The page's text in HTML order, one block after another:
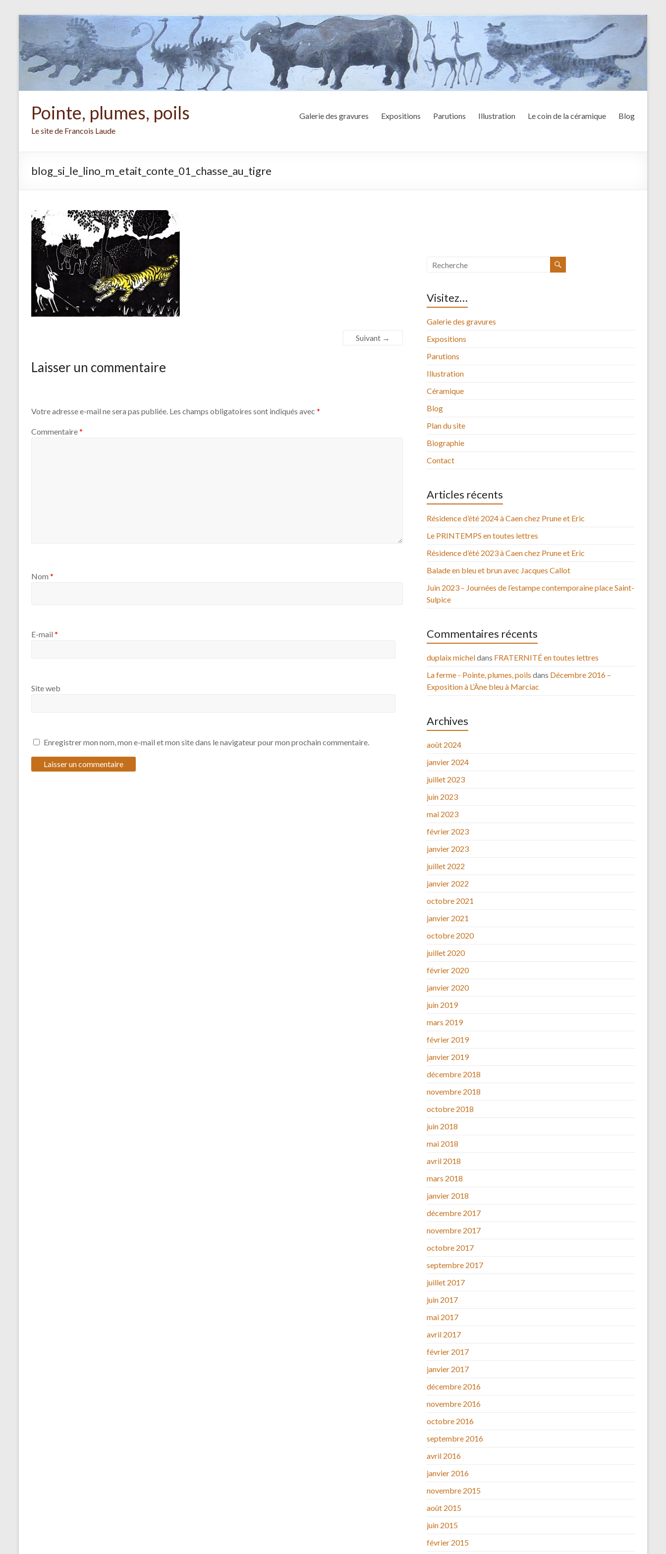
Aller
contenu
Pointe, plumes, poils
Le site de Francois Laude
Galerie des gravures Expositions Parutions Illustration Le coin de la céramique Blog
blog_si_le_lino_m_etait_conte_01_chasse_au_tigre
Suivant →
Laisser un commentaire
Votre adresse e-mail ne sera pas publiée. Les champs obligatoires sont indiqués avec *
Commentaire*
Nom *
E-mail *
Site web
Enregistrer mon nom, mon e-mail et mon site dans le navigateur pour mon prochain commentaire.
Visitez…
Galerie des gravures
Expositions
Parutions
Illustration
Céramique
Blog
Plan du site
Biographie
Contact
Articles récents
Résidence d’été 2024 à Caen chez Prune et Eric
Le PRINTEMPS en toutes lettres
Résidence d’été 2023 à Caen chez Prune et Eric
Balade en bleu et brun avec Jacques Callot
Juin 2023 – Journées de l’estampe contemporaine place Saint-
Sulpice
Commentaires récents
duplaix micheldans FRATERNITÉ en toutes lettres
La ferme - Pointe, plumes, poils dans Décembre 2016 –
Exposition à L’Âne bleu à Marciac
Archives
août 2024
janvier 2024
juillet 2023
juin 2023
mai 2023
février 2023
janvier 2023
juillet 2022
janvier 2022
octobre 2021
janvier 2021
octobre 2020
juillet 2020
février 2020
janvier 2020
juin 2019
mars 2019
février 2019
janvier 2019
décembre 2018
novembre 2018
octobre 2018
juin 2018
mai 2018
avril 2018
mars 2018
janvier 2018
décembre 2017
novembre 2017
octobre 2017
septembre 2017
juillet 2017
juin 2017
mai 2017
avril 2017
février 2017
janvier 2017
décembre 2016
novembre 2016
octobre 2016
septembre 2016
avril 2016
janvier 2016
novembre 2015
août 2015
juin 2015
février 2015